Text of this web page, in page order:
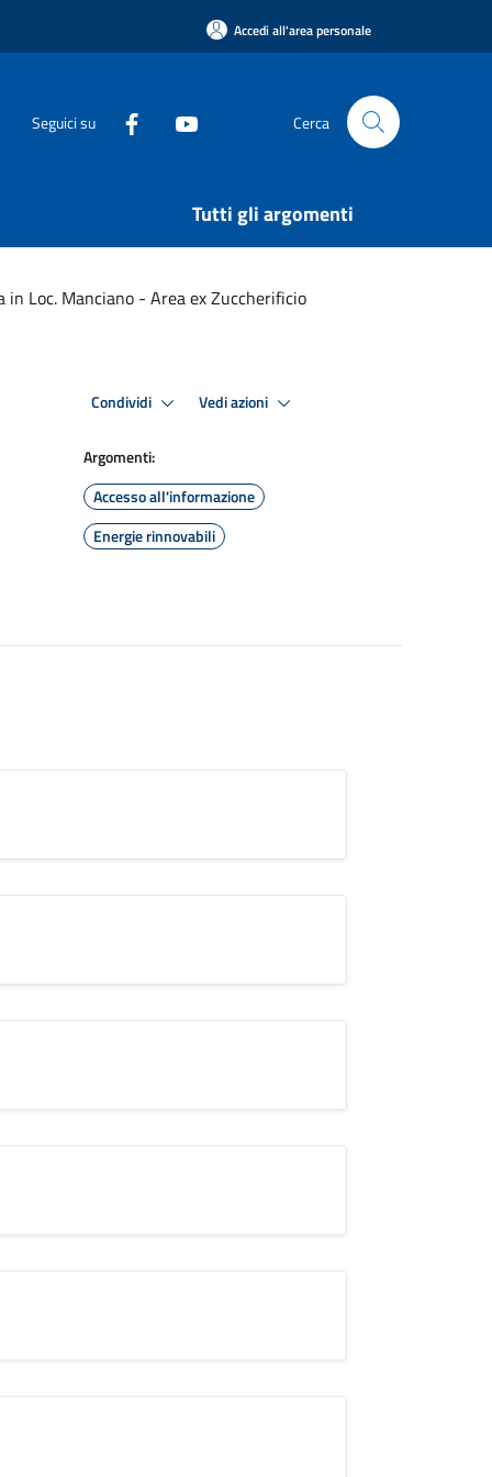
Accedi all'area personale
Seguici su Cerca
Tutti gli argomenti
Loc. Manciano - Area ex Zuccherificio
Condividi Vedi azioni
Argomenti:
Accesso all'informazione
Energie rinnovabili